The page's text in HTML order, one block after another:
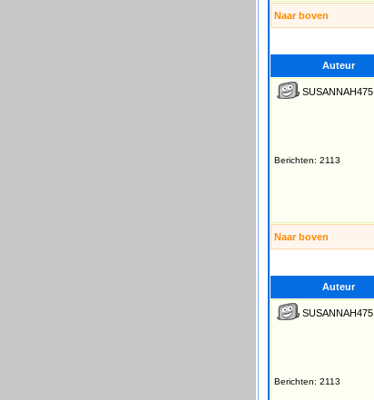
Naar boven
Auteur
SUSANNAH475
Berichten: 2113
Naar boven
Auteur
SUSANNAH475
Berichten: 2113